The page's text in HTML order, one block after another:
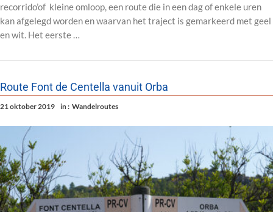
recorrido’of kleine omloop, een route die in een dag of enkele uren
kan afgelegd worden en waarvan het traject is gemarkeerd met geel
en wit. Het eerste …
Route Font de Centella vanuit Orba
21 oktober 2019 in : Wandelroutes